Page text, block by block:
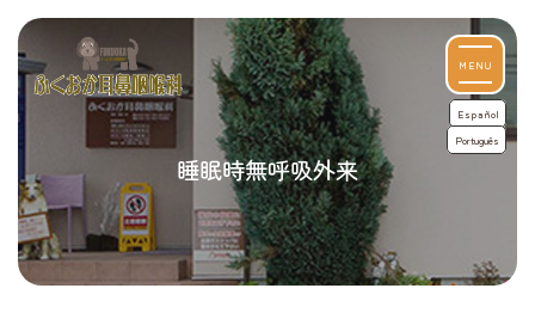
MENU
Español
Português
睡眠時無呼吸外来